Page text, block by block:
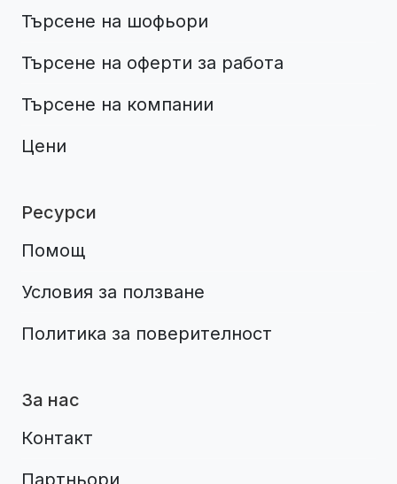
Търсене на шофьори
Търсене на оферти за работа
Търсене на компании
Цени
Ресурси
Помощ
Условия за ползване
Политика за поверителност
За нас
Контакт
Партньори